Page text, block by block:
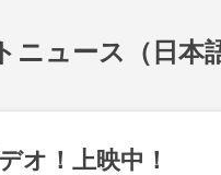
ニュース（日本
オ！上映中！